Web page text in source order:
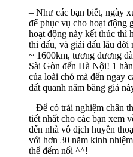
– Như các bạn biết, ngày
để phục vụ cho hoạt động
hoạt động này kết thúc thì
thi đấu, và giải đấu lâu đời
~ 1600km, tương đương
Sài Gòn đến Hà Nội! 1
của loài chó mà đến ngay
đất quanh năm băng giá
– Để có trải nghiệm chân
tiết nhất cho các bạn xem
đến nhà vô địch huyền
với hơn 30 năm kinh
thể đếm nổi ^^!